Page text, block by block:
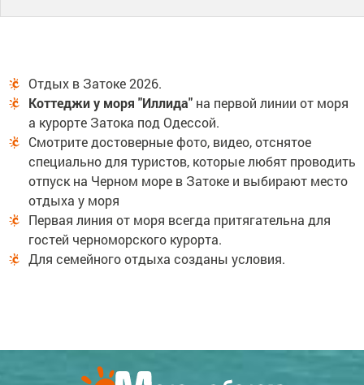
Отдых в Затоке 2026.
Коттеджи у моря "Иллида" на первой линии от моря
а курорте Затока под Одессой.
Смотрите достоверные фото, видео, отснятое
специально для туристов, которые любят проводить
отпуск на Черном море в Затоке и выбирают место
отдыха у моря
Первая линия от моря всегда притягательна для
гостей черноморского курорта.
Для семейного отдыха созданы условия.